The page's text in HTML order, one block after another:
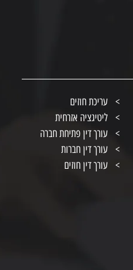
עריכת חוזים
ליטיגציה אזרחית
עורך דין פתיחת חברה
עורך דין חברות
עורך דין חוזים